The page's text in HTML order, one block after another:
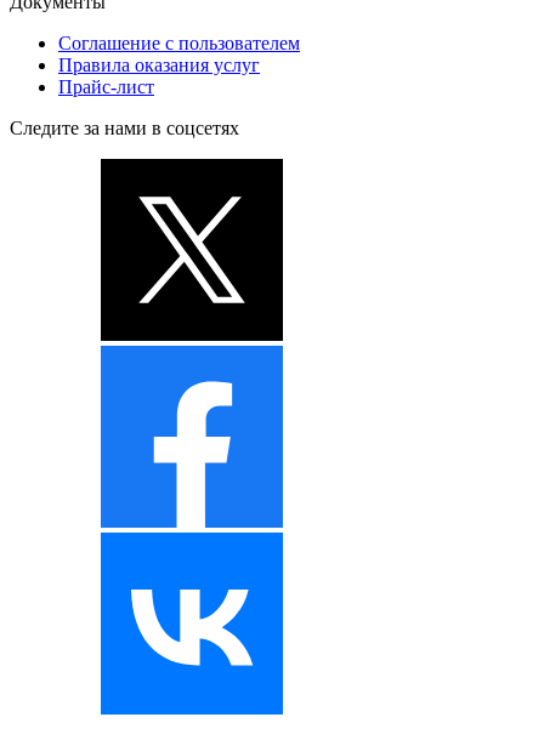
Соглашение с пользователем
Правила оказания услуг
Прайс-лист
Следите за нами в соцсетях